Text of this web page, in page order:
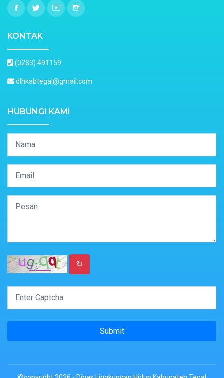
KONTAK
(0283) 491159
dlhkabtegal@gmail.com
HUBUNGI KAMI
↻
Submit